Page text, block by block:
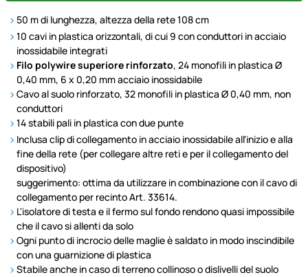
50 m di lunghezza, altezza della rete 108 cm
10 cavi in plastica orizzontali, di cui 9 con conduttori in acciaio
inossidabile integrati
Filo polywire superiore rinforzato, 24 monofili in plastica Ø
0,40 mm, 6 x 0,20 mm acciaio inossidabile
Cavo al suolo rinforzato, 32 monofili in plastica Ø 0,40 mm, non
conduttori
14 stabili pali in plastica con due punte
Inclusa clip di collegamento in acciaio inossidabile all'inizio e alla
fine della rete (per collegare altre reti e per il collegamento del
dispositivo)
suggerimento: ottima da utilizzare in combinazione con il cavo di
collegamento per recinto Art. 33614.
L'isolatore di testa e il fermo sul fondo rendono quasi impossibile
che il cavo si allenti da solo
Ogni punto di incrocio delle maglie è saldato in modo inscindibile
con una guarnizione di plastica
Stabile anche in caso di terreno collinoso o dislivelli del suolo